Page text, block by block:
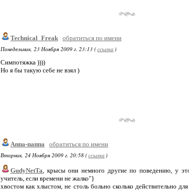
Technical_Freak обратиться по имени
Понедельник, 23 Ноября 2009 г. 23:13 (ссылка )
Симпотяжка ))))
Но я бы такую себе не взял )
Аппа-паппа
обратиться по имени
Вторник, 24 Ноября 2009 г. 20:58 (ссылка )
GudyNetTa, крысы они немного другие по поведению, у
учитель, если времени не жалко"}
хвостом как хлыстом, не столь больно сколько действительно